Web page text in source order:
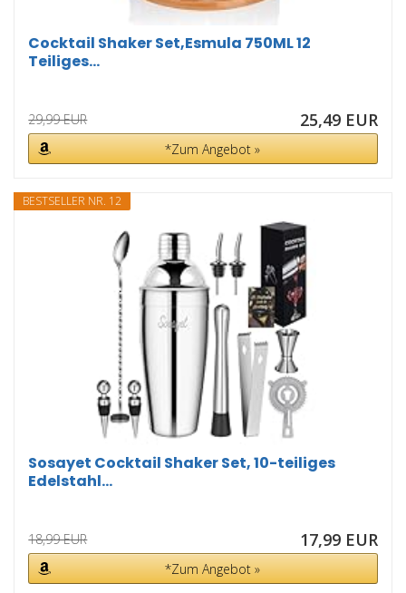
Cocktail Shaker Set,Esmula 750ML 12
Teiliges...
29,99 EUR 25,49 EUR
*Zum Angebot »
BESTSELLER NR. 12
Sosayet Cocktail Shaker Set, 10-teiliges
Edelstahl...
18,99 EUR 17,99 EUR
*Zum Angebot »